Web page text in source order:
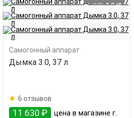
Самогонный аппарат
Дымка 3.0, 37 л
6 отзывов
11 630 ₽
цена в магазине г.